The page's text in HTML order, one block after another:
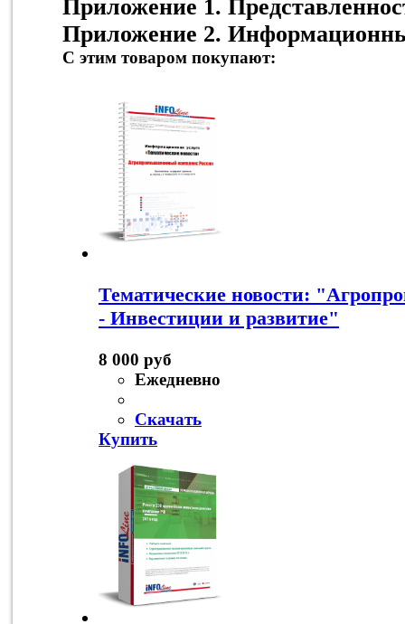
Приложение 1.
Приложение 2.
С этим товаром покупают:
Тематические новости:
- Инвестиции и развитие"
8 000 руб
Ежедневно
Скачать
Купить